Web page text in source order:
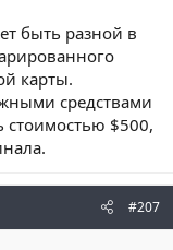
быть разной в
карты.
средствами
стоимостью $500,
#207